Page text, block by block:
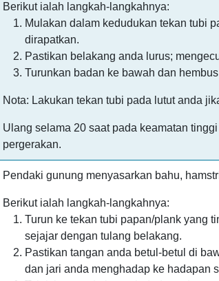
Berikut ialah langkah-langkahnya:
Mulakan dalam kedudukan tekan tubi
dirapatkan.
Pastikan belakang anda lurus;
Turunkan badan ke bawah dan
Nota: Lakukan tekan tubi pada lutut anda
Ulang selama 20 saat pada keamatan
pergerakan.
Pendaki gunung menyasarkan bahu,
Berikut ialah langkah-langkahnya:
Turun ke tekan tubi papan/plank yang
sejajar dengan tulang belakang.
Pastikan tangan anda betul-betul di
dan jari anda menghadap ke hadapan